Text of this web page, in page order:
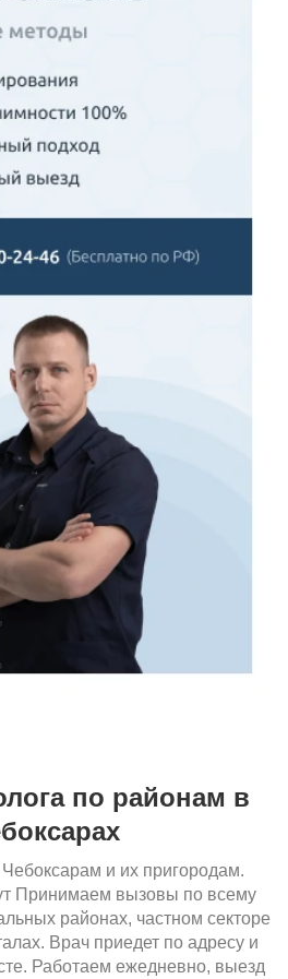
по районам в
и их пригородам.
Принимаем вызовы по всему
районах, частном секторе
Врач приедет по адресу и
Работаем ежедневно, выезд